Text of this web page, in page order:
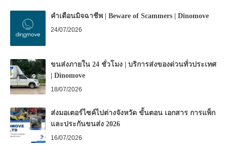
คำเตือนมิจฉาชีพ | Beware of Scammers | Dinomove
24/07/2026
ขนส่งภายใน 24 ชั่วโมง | บริการส่งของด่วนทั่วประเทศ
| Dinomove
18/07/2026
ส่งมอเตอร์ไซค์ไปต่างจังหวัด ขั้นตอน เอกสาร การแพ็ก
และประกันขนส่ง 2026
16/07/2026